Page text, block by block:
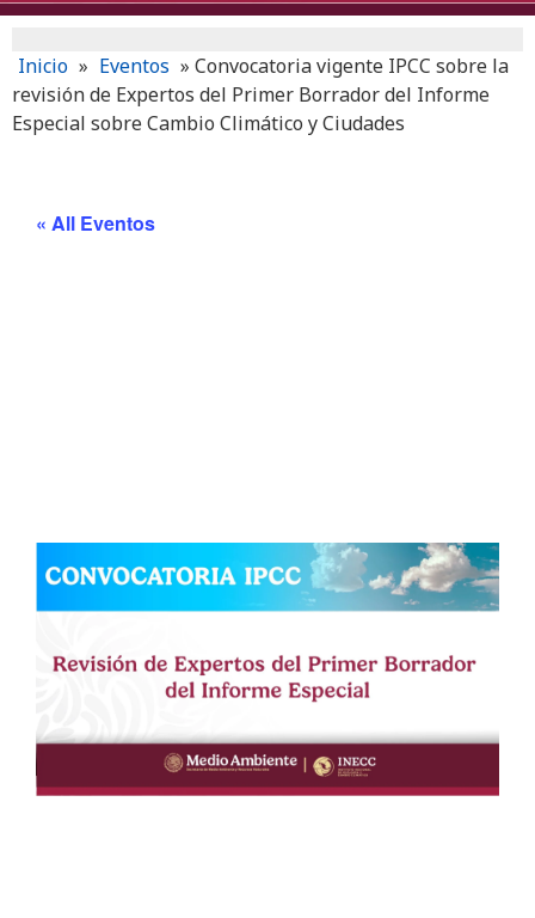
Inicio » Eventos » Convocatoria vigente IPCC sobre la
revisión de Expertos del Primer Borrador del Informe
Especial sobre Cambio Climático y Ciudades
« All Eventos